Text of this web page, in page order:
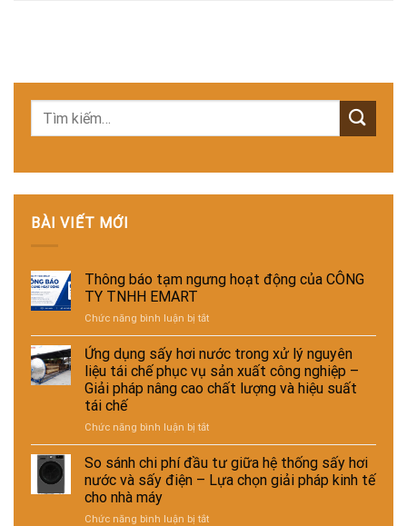
BÀI VIẾT MỚI
Thông báo tạm ngưng hoạt động của CÔNG
TY TNHH EMART
Chức năng bình luận bị tắtở
Thông
báo
tạm
ngưng
hoạt
của
TY
TNHH
EMART
Ứng dụng sấy hơi nước trong xử lý nguyên
liệu tái chế phục vụ sản xuất công nghiệp –
Giải pháp nâng cao chất lượng và hiệu suất
tái chế
Chức năng bình luận bị tắtở
Ứng
dụng
sấy
hơi
trong
So sánh chi phí đầu tư giữa hệ thống sấy hơi
nước và sấy điện – Lựa chọn giải pháp kinh tế
cho nhà máy
Chức năng bình luận bị tắtở